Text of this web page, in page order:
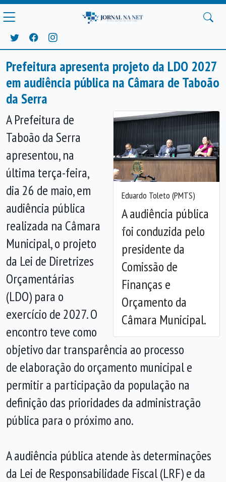
Prefeitura apresenta projeto da LDO 2027
em audiência pública na Câmara de Taboão
da Serra
Eduardo Toleto (PMTS)
A audiência pública
foi conduzida pelo
presidente da
Comissão de
Finanças e
Orçamento da
Câmara Municipal.
Anterior
A Prefeitura de
Taboão da Serra
apresentou, na
última terça-feira,
dia 26 de maio, em
audiência pública
realizada na Câmara
Municipal, o projeto
da Lei de Diretrizes
Orçamentárias
(LDO) para o
exercício de 2027. O
encontro teve como
objetivo dar transparência ao processo
de elaboração do orçamento municipal e
permitir a participação da população na
definição das prioridades da administração
pública para o próximo ano.
A audiência pública atende às determinações
da Lei de Responsabilidade Fiscal (LRF) e da